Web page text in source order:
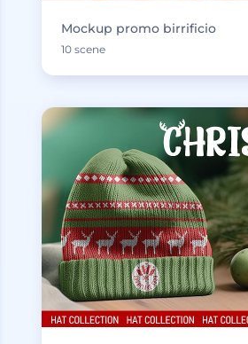
Mockup promo birrificio
10 scene